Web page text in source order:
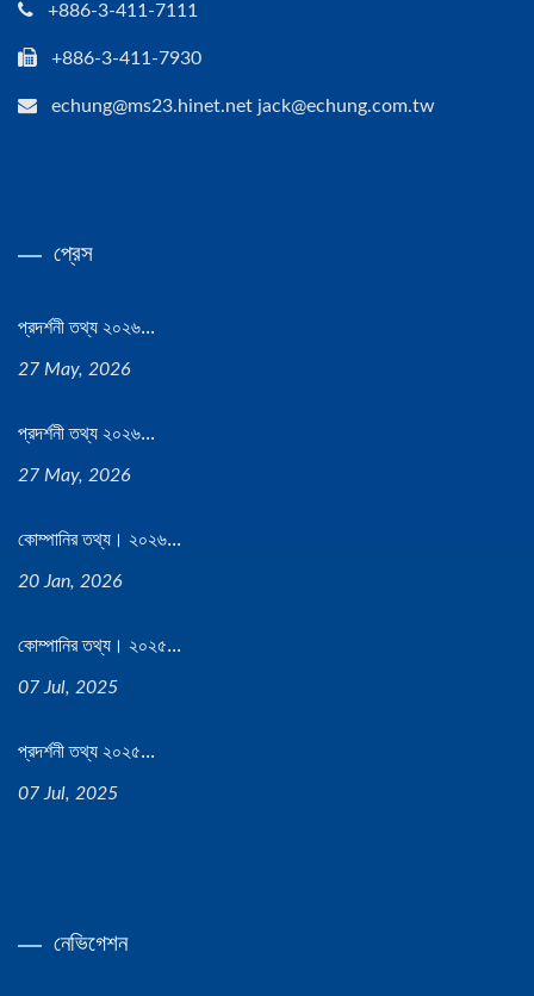
+886-3-411-7111
+886-3-411-7930
echung@ms23.hinet.net jack@echung.com.tw
প্রেস
প্রদর্শনী তথ্য ২০২৬...
27 May, 2026
প্রদর্শনী তথ্য ২০২৬...
27 May, 2026
কোম্পানির তথ্য। ২০২৬...
20 Jan, 2026
কোম্পানির তথ্য। ২০২৫...
07 Jul, 2025
প্রদর্শনী তথ্য ২০২৫...
07 Jul, 2025
নেভিগেশন